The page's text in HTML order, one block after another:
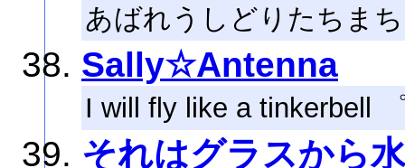
あばれうしどりたちま
Sally☆Antenna
I will fly like a tinkerbell
それはグラスから